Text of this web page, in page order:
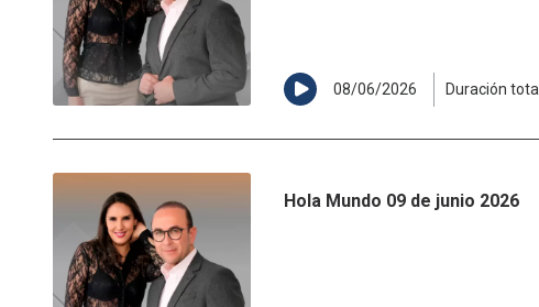
08/06/2026 Duración total
Hola Mundo 09 de junio 2026